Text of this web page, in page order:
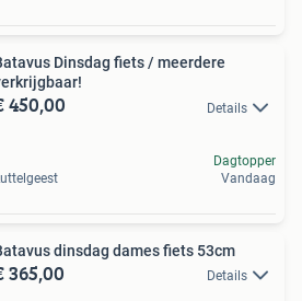
Dinsdag fiets / meerdere
450,00 Details
Dagtopper
Vandaag
dinsdag dames fiets 53cm
365,00 Details